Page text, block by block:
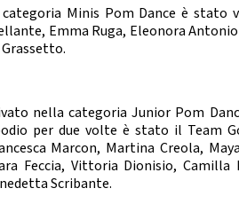
Folk Romagnolo
Frusta Romagnola
Danza Classica
Modern
Jazz Dance
Show Dance
Minis Pom Dance è
Emma Ruga, Eleonora
nella categoria Junior Pom
per due volte è stato il Team
Marcon, Martina Creola,
Feccia, Vittoria Dionisio,
Scribante.